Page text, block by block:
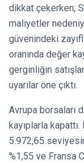
dikkat çekerken;
maliyetler
güvenindeki
oranında değer
gerginliğin
uyarılar öne çıktı.
Avrupa borsaları
kayıplarla
5.972,65
%1,55 ve Fransa